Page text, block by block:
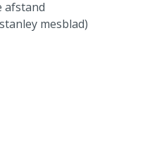
afstand
mesblad)